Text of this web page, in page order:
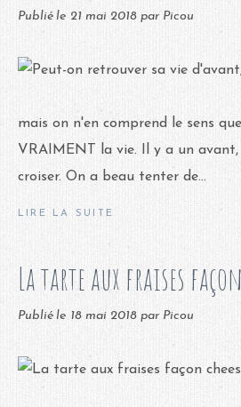
Publié le 21 mai 2018 par Picou
mais on n'en comprend le sens
VRAIMENT la vie. Il y a un
croiser. On a beau tenter de...
LIRE LA SUITE
La tarte aux fraises
Publié le 18 mai 2018 par Picou